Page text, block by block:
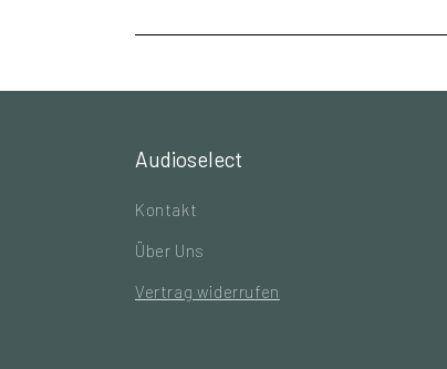
Audioselect
Kontakt
Über Uns
Vertrag widerrufen